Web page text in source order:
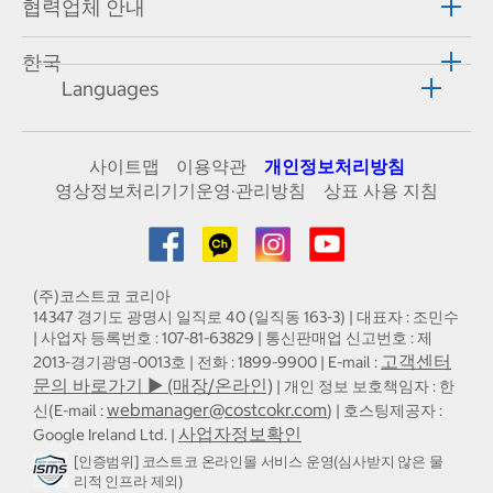
협력업체 안내
한국
Languages
사이트맵 이용약관
개인정보처리방침
영상정보처리기기운영·관리방침
상표 사용 지침
(주)코스트코 코리아
14347 경기도 광명시 일직로 40 (일직동 163-3) | 대표자 : 조민수
| 사업자 등록번호 : 107-81-63829 | 통신판매업 신고번호 : 제
2013-경기광명-0013호 | 전화 : 1899-9900 | E-mail : 고객센터
문의 바로가기 ▶ (매장/온라인) | 개인 정보 보호책임자 : 한
신(E-mail :webmanager@costcokr.com) | 호스팅제공자 :
Google Ireland Ltd. | 사업자정보확인
[인증범위] 코스트코 온라인몰 서비스 운영(심사받지 않은 물
리적 인프라 제외)